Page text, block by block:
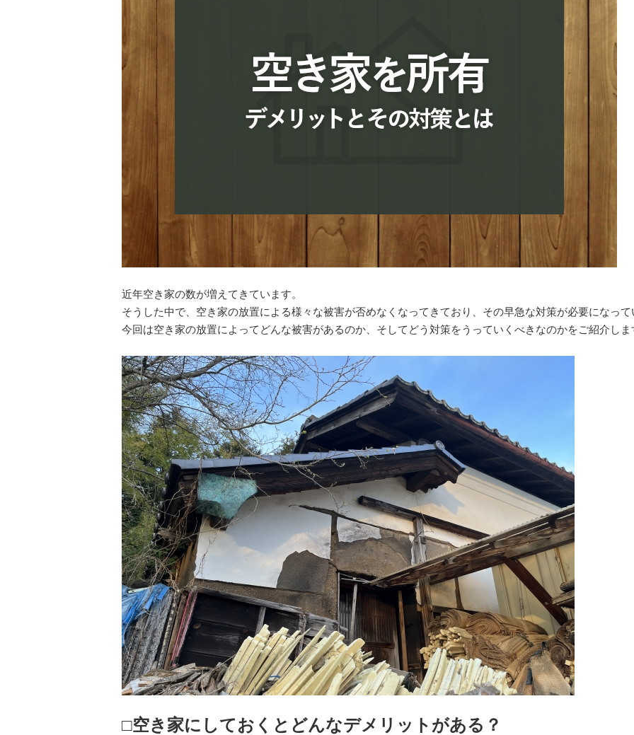
住み替え
近年空き家の数が増えてきています。
そうした中で、空き家の放置による様々な被害が否めなくなってきており、その早急な対策が必要になって
今回は空き家の放置によってどんな被害があるのか、そしてどう対策をうっていくべきなのかをご紹介しま
□空き家にしておくとどんなデメリットがある？